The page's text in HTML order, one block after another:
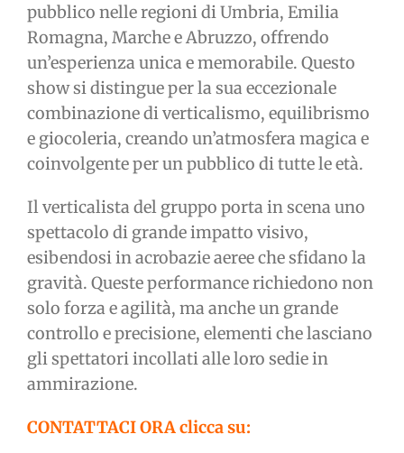
pubblico nelle regioni di Umbria, Emilia
Romagna, Marche e Abruzzo, offrendo
un’esperienza unica e memorabile. Questo
show si distingue per la sua eccezionale
combinazione di verticalismo, equilibrismo
e giocoleria, creando un’atmosfera magica e
coinvolgente per un pubblico di tutte le età.
Il verticalista del gruppo porta in scena uno
spettacolo di grande impatto visivo,
esibendosi in acrobazie aeree che sfidano la
gravità. Queste performance richiedono non
solo forza e agilità, ma anche un grande
controllo e precisione, elementi che lasciano
gli spettatori incollati alle loro sedie in
ammirazione.
CONTATTACI ORA clicca su: